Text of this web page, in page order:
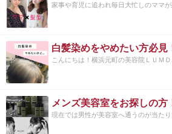
家事や育児に追われ毎日大忙しのママが
白髪染めをやめたい方必見
こんにちは！横浜元町の美容院ＬＵＭ
現在では男性が美容室へ通うのが当たり